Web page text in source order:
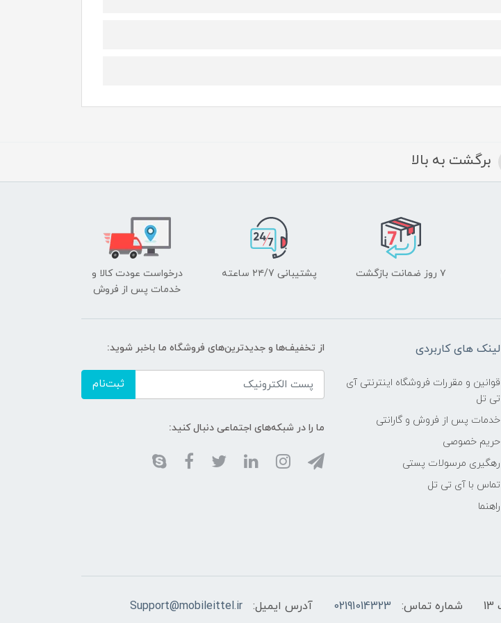
برگشت به بالا
۷ روز ضمانت بازگشت پشتیبانی ۲۴/7 ساعته
درخواست عودت کالا و
خدمات پس از فروش
لینک های کاربردی
قوانین و مقررات فروشگاه اینترنتی آی
تی تل
خدمات پس از فروش و گارانتی
حریم خصوصی
رهگیری مرسولات پستی
تماس با آی تی تل
راهنما
از تخفیف‌ها و جدیدترین‌های فروشگاه ما باخبر شوید:
ثبت‌نام
ما را در شبکه‌های اجتماعی دنبال کنید:
شماره تماس: 02191014323 آدرس ایمیل: Support@mobileittel.ir